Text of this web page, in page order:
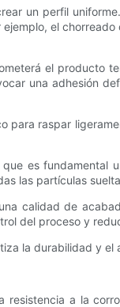
un perfil
el
el producto
una adhesión
para raspar
es fundamental
las partículas
calidad de
del proceso y
la durabilidad y
resistencia a la